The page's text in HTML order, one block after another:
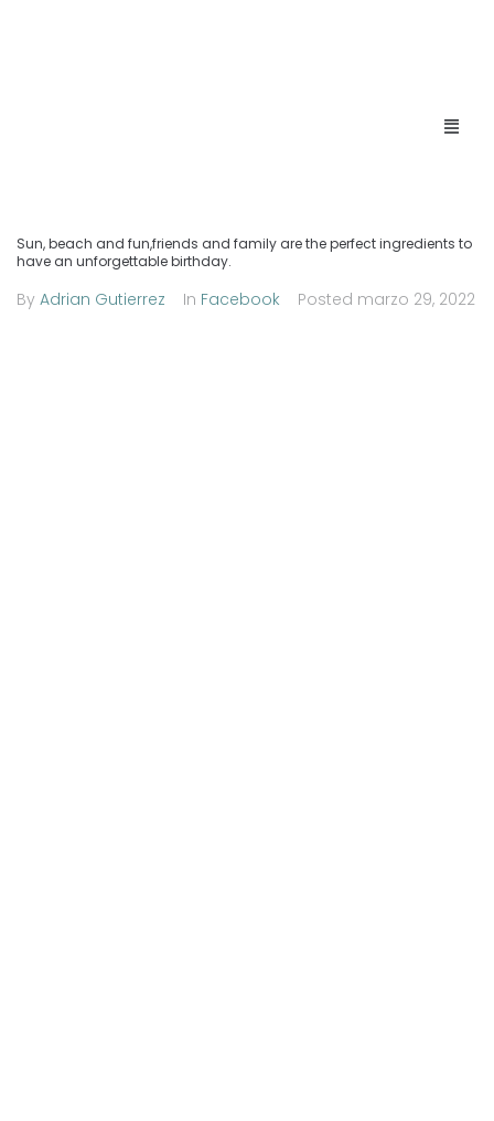
Sun, beach and fun,friends and family are the perfect ingredients to
have an unforgettable birthday.
By Adrian Gutierrez In Facebook Posted marzo 29, 2022